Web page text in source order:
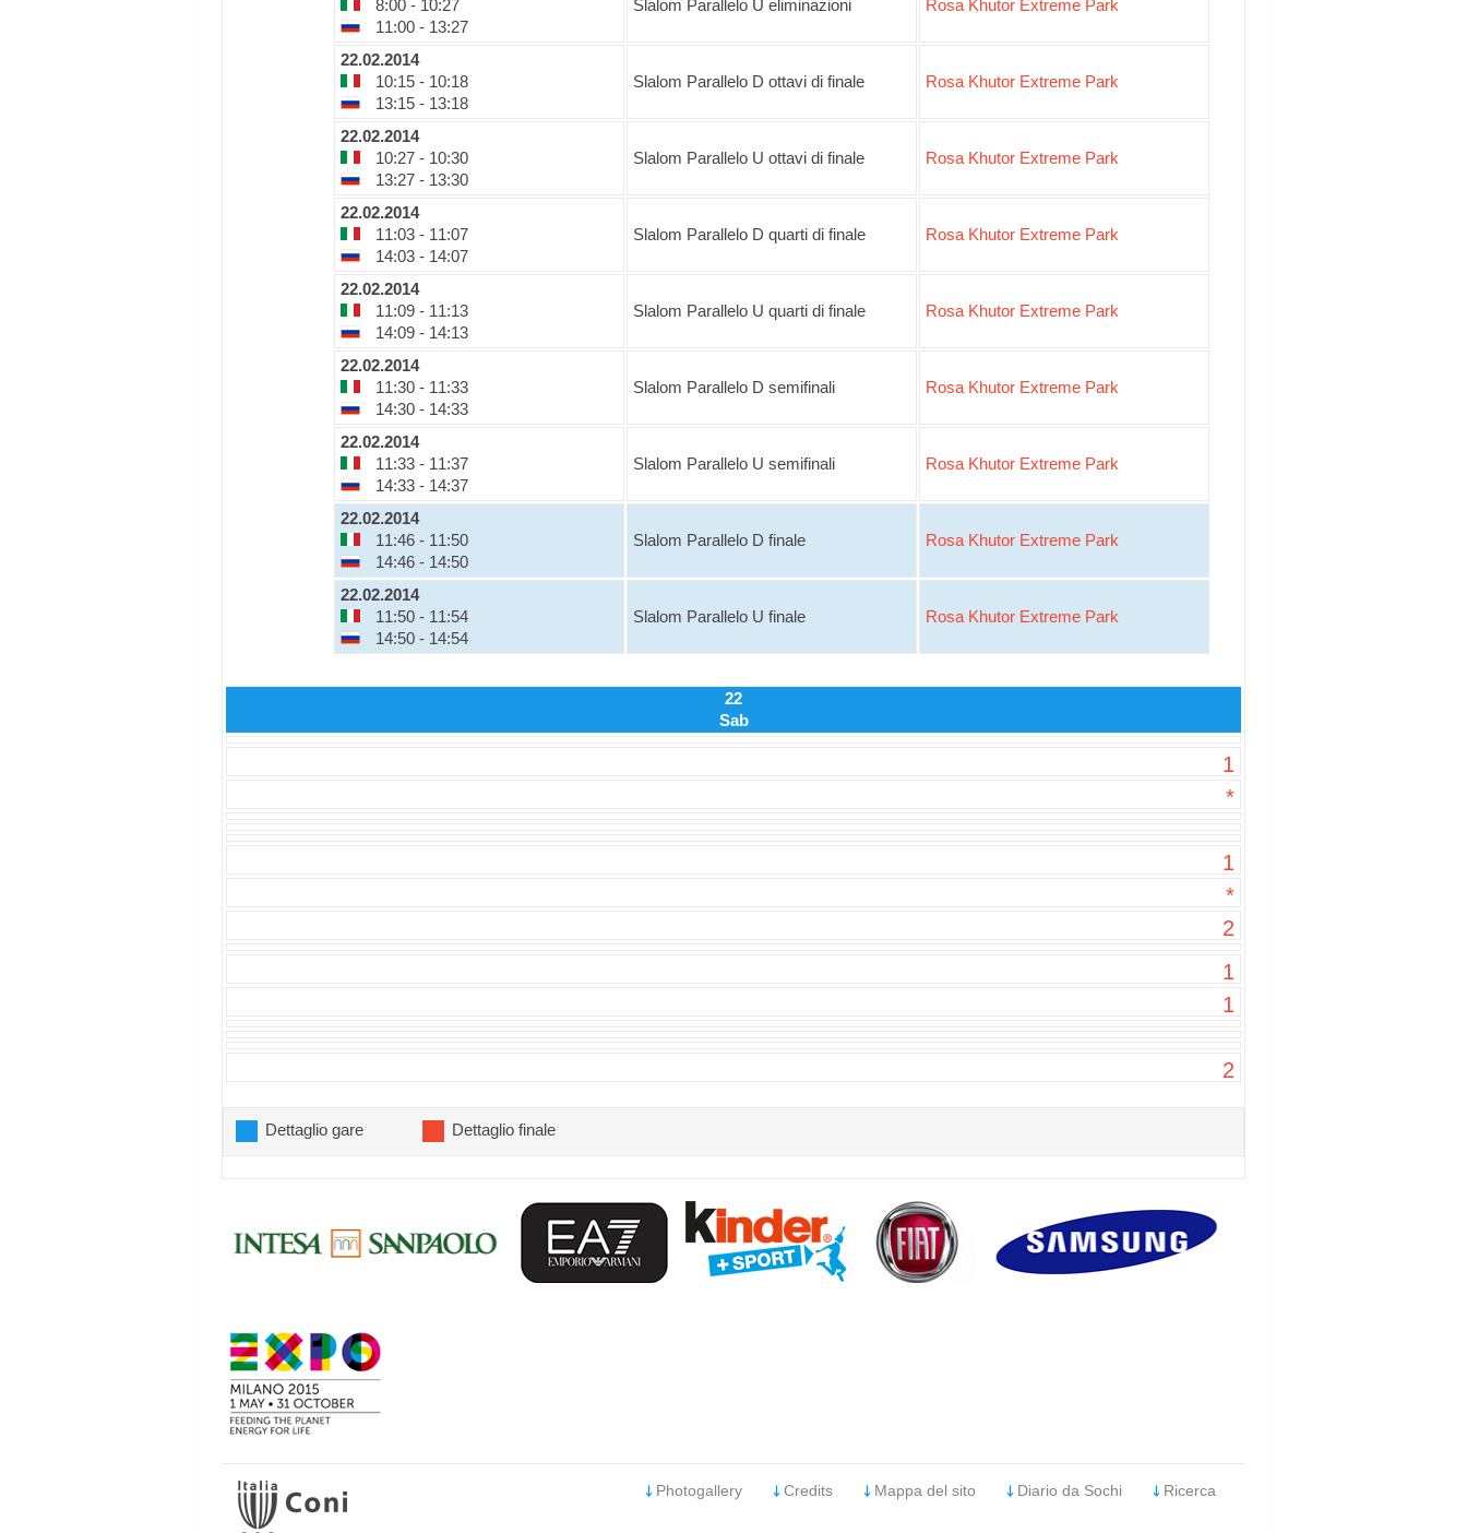
8:00 - 10:27
11:00 - 13:27
Slalom Parallelo U eliminazioni Rosa Khutor Extreme Park
22.02.2014
10:15 - 10:18
13:15 - 13:18
Slalom Parallelo D ottavi di finale Rosa Khutor Extreme Park
22.02.2014
10:27 - 10:30
13:27 - 13:30
Slalom Parallelo U ottavi di finale Rosa Khutor Extreme Park
22.02.2014
11:03 - 11:07
14:03 - 14:07
Slalom Parallelo D quarti di finale Rosa Khutor Extreme Park
22.02.2014
11:09 - 11:13
14:09 - 14:13
Slalom Parallelo U quarti di finale Rosa Khutor Extreme Park
22.02.2014
11:30 - 11:33
14:30 - 14:33
Slalom Parallelo D semifinali Rosa Khutor Extreme Park
22.02.2014
11:33 - 11:37
14:33 - 14:37
Slalom Parallelo U semifinali Rosa Khutor Extreme Park
22.02.2014
11:46 - 11:50
14:46 - 14:50
Slalom Parallelo D finale Rosa Khutor Extreme Park
22.02.2014
11:50 - 11:54
14:50 - 14:54
Slalom Parallelo U finale Rosa Khutor Extreme Park
22
Sab
1
*
1
*
2
1
1
2
Dettaglio gare Dettaglio finale
Photogallery Credits Mappa del sito Diario da Sochi Ricerca